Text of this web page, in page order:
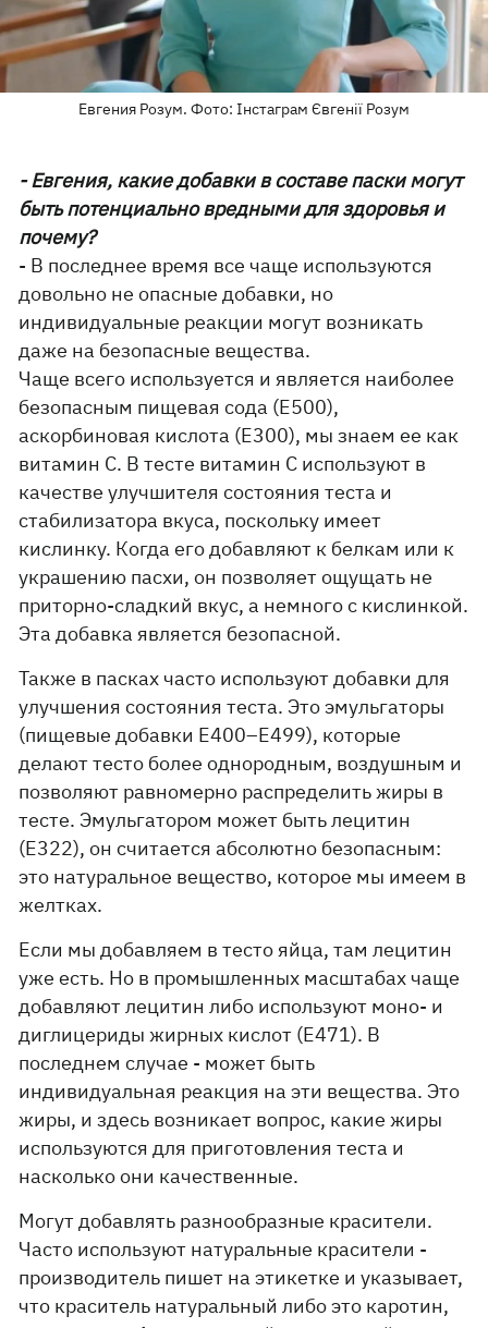
Евгения Розум. Фото: Інстаграм Євгенії Розум
- Евгения, какие добавки в составе паски могут
быть потенциально вредными для здоровья и
почему?
- В последнее время все чаще используются
довольно не опасные добавки, но
индивидуальные реакции могут возникать
даже на безопасные вещества.
Чаще всего используется и является наиболее
безопасным пищевая сода (Е500),
аскорбиновая кислота (Е300), мы знаем ее как
витамин С. В тесте витамин С используют в
качестве улучшителя состояния теста и
стабилизатора вкуса, поскольку имеет
кислинку. Когда его добавляют к белкам или к
украшению пасхи, он позволяет ощущать не
приторно-сладкий вкус, а немного с кислинкой.
Эта добавка является безопасной.
Также в пасках часто используют добавки для
улучшения состояния теста. Это эмульгаторы
(пищевые добавки E400–E499), которые
делают тесто более однородным, воздушным и
позволяют равномерно распределить жиры в
тесте. Эмульгатором может быть лецитин
(Е322), он считается абсолютно безопасным:
это натуральное вещество, которое мы имеем в
желтках.
Если мы добавляем в тесто яйца, там лецитин
уже есть. Но в промышленных масштабах чаще
добавляют лецитин либо используют моно- и
диглицериды жирных кислот (Е471). В
последнем случае - может быть
индивидуальная реакция на эти вещества. Это
жиры, и здесь возникает вопрос, какие жиры
используются для приготовления теста и
насколько они качественные.
Могут добавлять разнообразные красители.
Часто используют натуральные красители -
производитель пишет на этикетке и указывает,
что краситель натуральный либо это каротин,